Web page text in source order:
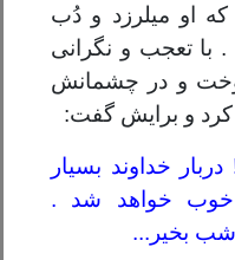
او میلرزد و دُب
تعجب و نگرانی
و در چشمانش
و برایش گفت:
خداوند بسیار
خواهد شد .
بخیر...